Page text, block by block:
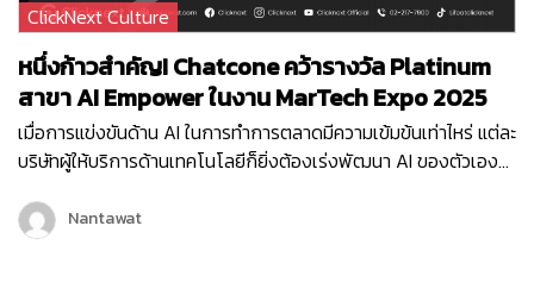
ClickNext Culture
หนึ่งก้าวสำคัญ! Chatcone คว้ารางวัล Platinum
สาขา AI Empower ในงาน MarTech Expo 2025
เมื่อการแข่งขันด้าน AI ในการทำการตลาดมีความเข้มข้นเท่าไหร่ แต่ละ
บริษัทผู้ให้บริการด้านเทคโนโลยีก็ยิ่งต้องเร่งพัฒนา AI ของตัวเอง
เป็นอีกหนึ่งก้าวสำคัญของบริษัท คลิกเน็กซ์ เทคโนโลยี จำกัด เพราะ
Chatcone ของเรา คว้ารางวัล AI Empower ระดับ Platinum ใน
Nantawat